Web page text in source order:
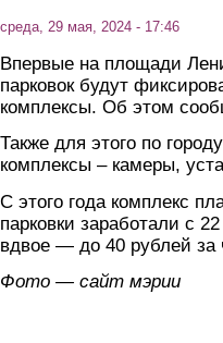
среда, 29 мая, 2024 - 17:46
Впервые на площади
парковок будут
комплексы. Об этом
Также для этого по
комплексы – камеры,
С этого года комплекс
парковки заработали с
вдвое — до 40 рублей за
Фото — сайт мэрии